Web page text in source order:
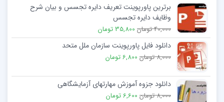
برترین پاورپوینت تعریف دايره تجسس و بیان شرح
وظايف دايره تجسس
40,000 تومان 35,800 تومان
دانلود فایل پاورپوینت سازمان ملل متحد
8,000 تومان 6,800 تومان
دانلود جزوه آموزش مهارتهای آزمایشگاهی
8,000 تومان 6,600 تومان